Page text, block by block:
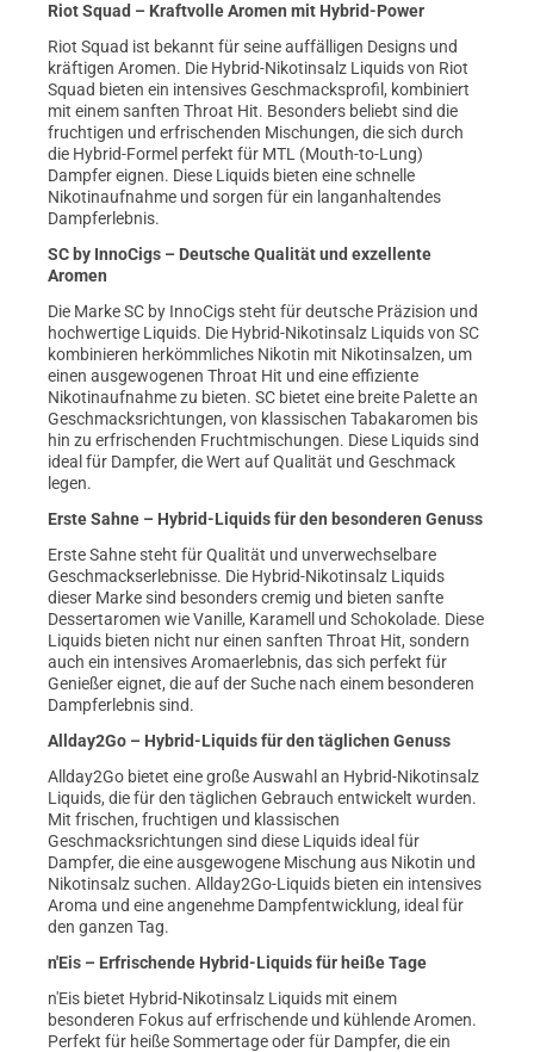
Riot Squad – Kraftvolle Aromen mit Hybrid-Power
Riot Squad ist bekannt für seine auffälligen Designs und
kräftigen Aromen. Die Hybrid-Nikotinsalz Liquids von Riot
Squad bieten ein intensives Geschmacksprofil, kombiniert
mit einem sanften Throat Hit. Besonders beliebt sind die
fruchtigen und erfrischenden Mischungen, die sich durch
die Hybrid-Formel perfekt für MTL (Mouth-to-Lung)
Dampfer eignen. Diese Liquids bieten eine schnelle
Nikotinaufnahme und sorgen für ein langanhaltendes
Dampferlebnis.
SC by InnoCigs – Deutsche Qualität und exzellente
Aromen
Die Marke SC by InnoCigs steht für deutsche Präzision und
hochwertige Liquids. Die Hybrid-Nikotinsalz Liquids von SC
kombinieren herkömmliches Nikotin mit Nikotinsalzen, um
einen ausgewogenen Throat Hit und eine effiziente
Nikotinaufnahme zu bieten. SC bietet eine breite Palette an
Geschmacksrichtungen, von klassischen Tabakaromen bis
hin zu erfrischenden Fruchtmischungen. Diese Liquids sind
ideal für Dampfer, die Wert auf Qualität und Geschmack
legen.
Erste Sahne – Hybrid-Liquids für den besonderen Genuss
Erste Sahne steht für Qualität und unverwechselbare
Geschmackserlebnisse. Die Hybrid-Nikotinsalz Liquids
dieser Marke sind besonders cremig und bieten sanfte
Dessertaromen wie Vanille, Karamell und Schokolade. Diese
Liquids bieten nicht nur einen sanften Throat Hit, sondern
auch ein intensives Aromaerlebnis, das sich perfekt für
Genießer eignet, die auf der Suche nach einem besonderen
Dampferlebnis sind.
Allday2Go – Hybrid-Liquids für den täglichen Genuss
Allday2Go bietet eine große Auswahl an Hybrid-Nikotinsalz
Liquids, die für den täglichen Gebrauch entwickelt wurden.
Mit frischen, fruchtigen und klassischen
Geschmacksrichtungen sind diese Liquids ideal für
Dampfer, die eine ausgewogene Mischung aus Nikotin und
Nikotinsalz suchen. Allday2Go-Liquids bieten ein intensives
Aroma und eine angenehme Dampfentwicklung, ideal für
den ganzen Tag.
n'Eis – Erfrischende Hybrid-Liquids für heiße Tage
n'Eis bietet Hybrid-Nikotinsalz Liquids mit einem
besonderen Fokus auf erfrischende und kühlende Aromen.
Perfekt für heiße Sommertage oder für Dampfer, die ein